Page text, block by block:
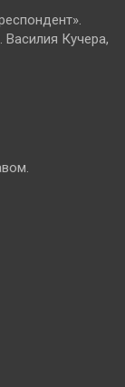
Василия Кучера,